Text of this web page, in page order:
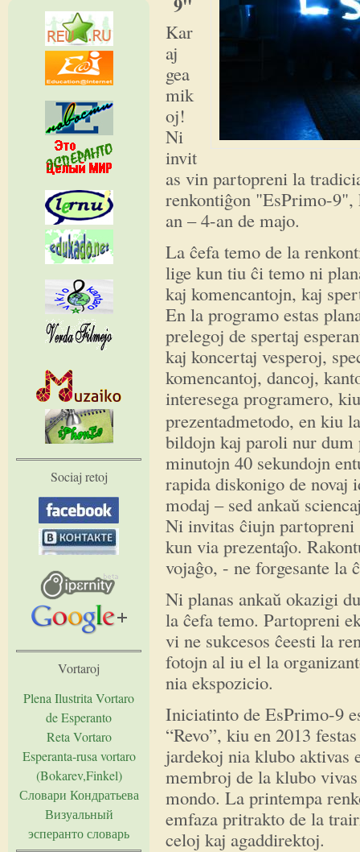
Kar
aj
gea
mik
oj!
Ni
invit
as vin partopreni la
renkontiĝon "EsPrimo-
an – 4-an de majo.
La ĉefa temo de la
lige kun tiu ĉi temo ni
kaj komencantojn, kaj
En la programo estas
prelegoj de spertaj
kaj koncertaj vesperoj,
komencantoj, dancoj,
interesega programero,
prezentadmetodo, en kiu
bildojn kaj paroli nur
minutojn 40 sekundojn
rapida diskonigo de
modaj – sed ankaŭ
Ni invitas ĉiujn
kun via prezentaĵo.
vojaĝo, - ne forgesante la
Ni planas ankaŭ okazigi
la ĉefa temo. Partopreni
vi ne sukcesos ĉeesti la
fotojn al iu el la
nia ekspozicio.
Iniciatinto de EsPrimo-9
“Revo”, kiu en 2013
jardekoj nia klubo aktivas
membroj de la klubo
mondo. La printempa
emfaza pritrakto de la
celoj kaj agaddirektoj.
Sociaj retoj
Vortaroj
Plena Ilustrita Vortaro
de Esperanto
Reta Vortaro
Esperanta-rusa vortaro
(Bokarev,Finkel)
Словари Кондратьева
Визуальный
эсперанто словарь